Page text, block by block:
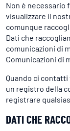
Non è necessario
visualizzare il
comunque
Dati che
comunicazioni di
Comunicazioni di
Quando ci
un registro della
registrare
DATI CHE